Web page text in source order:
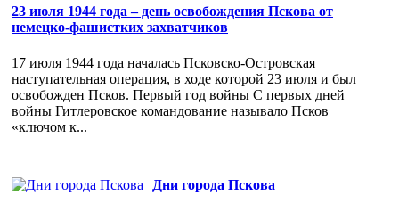
23 июля 1944 года – день освобождения Пскова от
немецко-фашистких захватчиков
17 июля 1944 года началась Псковско-Островская
наступательная операция, в ходе которой 23 июля и был
освобожден Псков. Первый год войны С первых дней
войны Гитлеровское командование называло Псков
«ключом к...
Дни города Пскова